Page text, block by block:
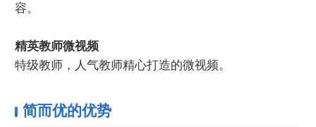
容。
精英教师微视频
特级教师，人气教师精心打造的微视频。
简而优的优势